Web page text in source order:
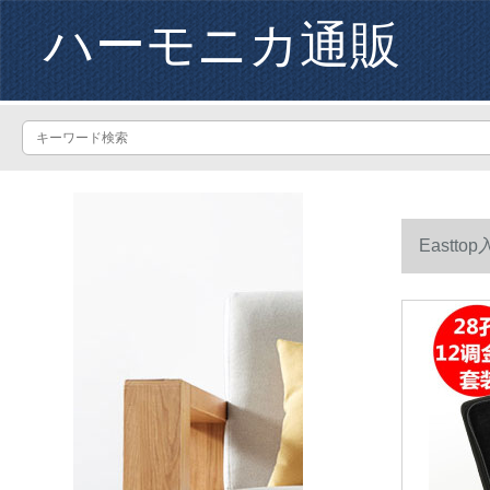
ハーモニカ通販
Easttop